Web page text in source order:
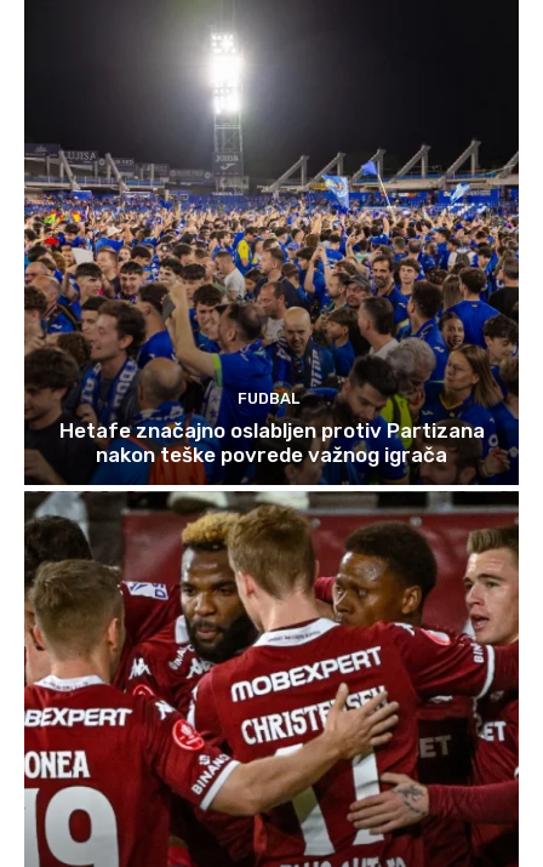
FUDBAL
Hetafe značajno oslabljen protiv Partizana
nakon teške povrede važnog igrača